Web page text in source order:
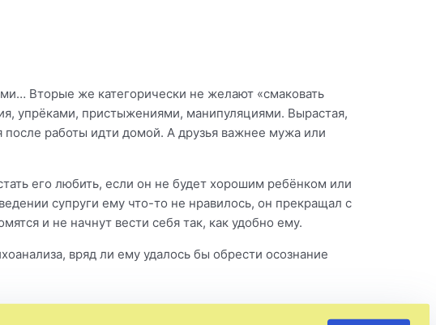
Вторые же категорически не желают «смаковать
упрёками, пристыжениями, манипуляциями. Вырастая,
после работы идти домой. А друзья важнее мужа или
его любить, если он не будет хорошим ребёнком или
супруги ему что-то не нравилось, он прекращал с
и не начнут вести себя так, как удобно ему.
вряд ли ему удалось бы обрести осознание